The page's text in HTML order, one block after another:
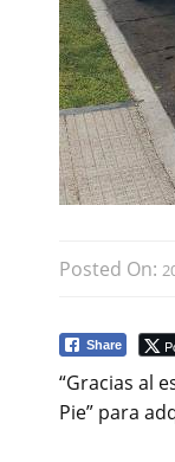
Posted On:
Share
“Gracias al
Pie” para